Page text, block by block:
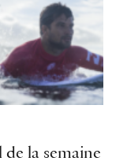
de la semaine